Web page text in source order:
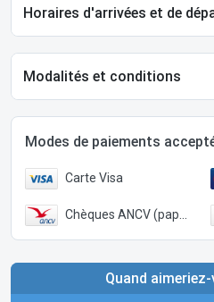
Horaires d'arrivées et de
Modalités et conditions
Modes de paiements
Carte Visa
Chèques ANCV (papier)
Quand